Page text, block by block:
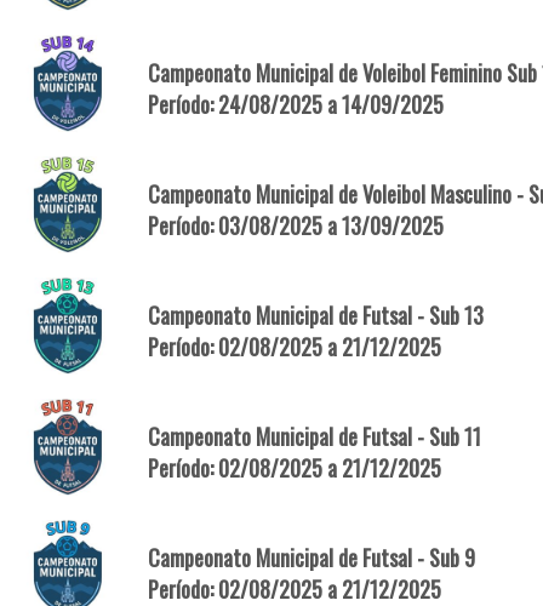
Campeonato Municipal de Voleibol Feminino
Período: 24/08/2025 a 14/09/2025
Campeonato Municipal de Voleibol Masculino -
Período: 03/08/2025 a 13/09/2025
Campeonato Municipal de Futsal - Sub 13
Período: 02/08/2025 a 21/12/2025
Campeonato Municipal de Futsal - Sub 11
Período: 02/08/2025 a 21/12/2025
Campeonato Municipal de Futsal - Sub 9
Período: 02/08/2025 a 21/12/2025